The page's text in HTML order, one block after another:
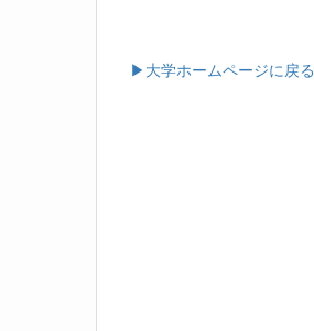
▶大学ホームページに戻る